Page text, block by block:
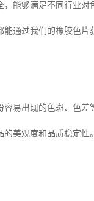
能够满足不同行业对
通过我们的橡胶色片
易出现的色斑、色差
美观度和品质稳定性。